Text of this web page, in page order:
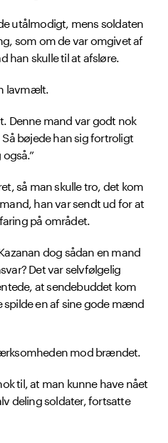
utålmodigt, mens soldaten
som om de var omgivet af
han skulle til at afsløre.
lavmælt.
Denne mand var godt nok
bøjede han sig fortroligt
så man skulle tro, det kom
han var sendt ud for at
på området.
dog sådan en mand
Det var selvfølgelig
at sendebuddet kom
spilde en af sine gode mænd
mod brændet.
til, at man kunne have nået
deling soldater, fortsatte